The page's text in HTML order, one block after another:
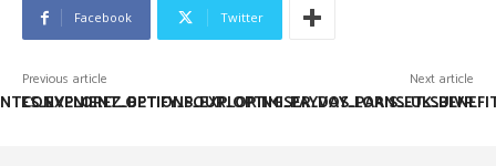
Facebook Twitter
Previous article Next article